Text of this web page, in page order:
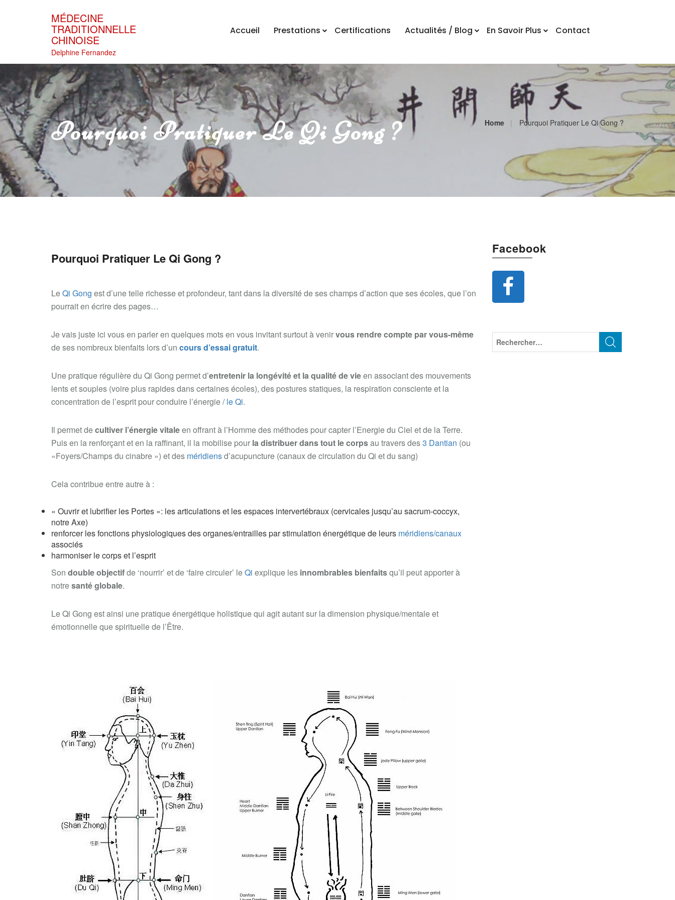
MÉDECINE
TRADITIONNELLE
CHINOISE
Delphine Fernandez
Accueil Prestations Certifications Actualités / Blog En Savoir Plus Contact
Pourquoi Pratiquer Le Qi Gong ? Home Pourquoi Pratiquer Le Qi Gong ?
Pourquoi Pratiquer Le Qi Gong ?
LeQi Gong est d’une telle richesse et profondeur, tant dans la diversité de ses champs d’action que ses écoles, que l’on
pourrait en écrire des pages…
Je vais juste ici vous en parler en quelques mots en vous invitant surtout à venirvous rendre compte par vous-même
de ses nombreux bienfaits lors d’un cours d’essai gratuit.
Une pratique régulière du Qi Gong permet d’entretenir la longévité et la qualité de vieen associant des mouvements
lents et souples (voire plus rapides dans certaines écoles), des postures statiques, la respiration consciente et la
concentration de l’esprit pour conduire l’énergie /le Qi.
Il permet decultiver l’énergie vitaleen offrant à l’Homme des méthodes pour capter l’Energie du Ciel et de la Terre.
Puis en la renforçant et en la raffinant, il la mobilise pour la distribuer dans tout le corpsau travers des3 Dantian (ou
«Foyers/Champs du cinabre ») et des méridiensd’acupuncture (canaux de circulation du Qi et du sang)
Cela contribue entre autre à :
« Ouvrir et lubrifier les Portes »: les articulations et les espaces intervertébraux (cervicales jusqu’au sacrum-coccyx,
notre Axe)
renforcer les fonctions physiologiques des organes/entrailles par stimulation énergétique de leurs méridiens/canaux
associés
harmoniser le corps et l’esprit
Son double objectifde ‘nourrir’ et de ‘faire circuler’ leQi explique les innombrables bienfaitsqu’il peut apporter à
notresanté globale.
Le Qi Gong est ainsi une pratique énergétique holistique qui agit autant sur la dimension physique/mentale et
émotionnelle que spirituelle de l’Être.
Facebook